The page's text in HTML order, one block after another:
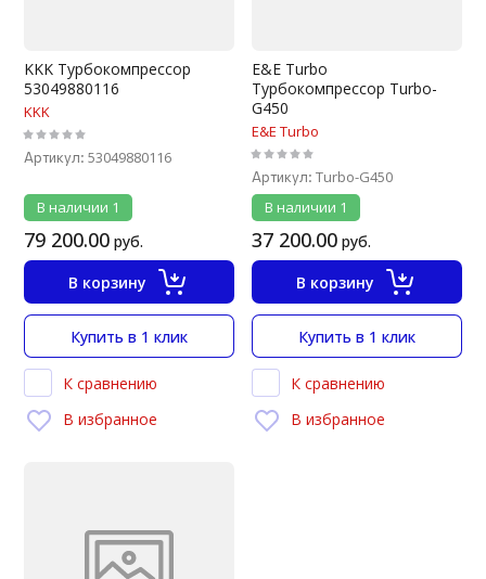
KKK Турбокомпрессор
53049880116
KKK
Артикул: 53049880116
В наличии 1
79 200.00 руб.
В корзину
Купить в 1 клик
К сравнению
В избранное
E&E Turbo
Турбокомпрессор Turbo-
G450
E&E Turbo
Артикул: Turbo-G450
В наличии 1
37 200.00 руб.
В корзину
Купить в 1 клик
К сравнению
В избранное